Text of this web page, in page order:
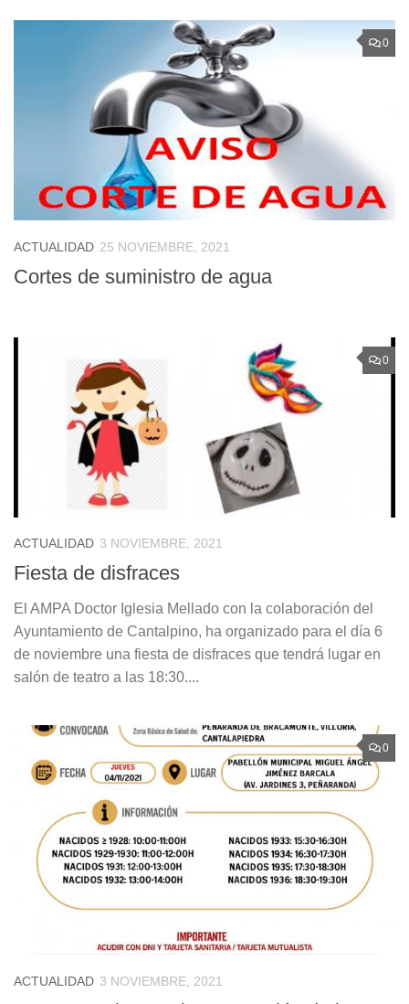
0
ACTUALIDAD 25 NOVIEMBRE, 2021
Cortes de suministro de agua
0
ACTUALIDAD 3 NOVIEMBRE, 2021
Fiesta de disfraces
El AMPA Doctor Iglesia Mellado con la colaboración del
Ayuntamiento de Cantalpino, ha organizado para el día 6
de noviembre una fiesta de disfraces que tendrá lugar en
salón de teatro a las 18:30....
0
ACTUALIDAD 3 NOVIEMBRE, 2021